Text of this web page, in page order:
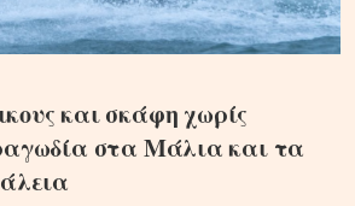
και σκάφη χωρίς
στα Μάλια και τα